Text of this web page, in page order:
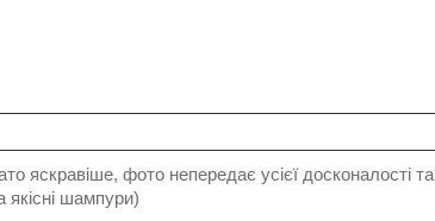
яскравіше, фото непередає усієї досконалості та
якісні шампури)